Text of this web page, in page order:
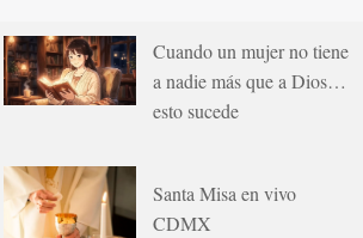
Cuando un mujer no tiene
a nadie más que a Dios…
esto sucede
Santa Misa en vivo
CDMX